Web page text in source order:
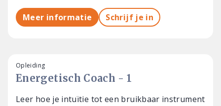
Meer informatie Schrijf je in
Energetisch Coach - 1
Opleiding
Leer hoe je intuïtie tot een bruikbaar instrument